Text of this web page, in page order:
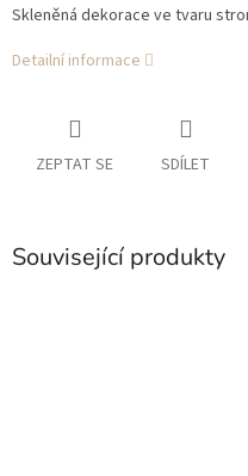
Skleněná dekorace ve tvaru
Detailní informace
ZEPTAT SE SDÍLET
Související produkty